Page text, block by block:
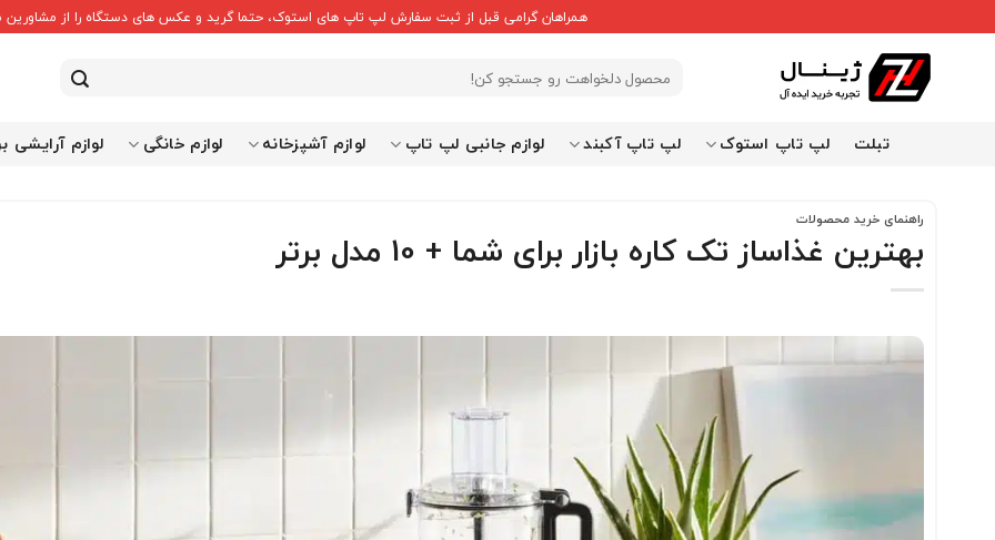
to
همراهان گرامی قبل از ثبت سفارش لپ تاپ های استوک، حتما گرید و عکس های دستگاه را از مشاورین
برای:
تبلت لپ تاپ استوک لپ تاپ آکبند لوازم جانبی لپ تاپ لوازم آشپزخانه لوازم خانگی لوازم آرایشی
راهنمای خرید محصولات
بهترین غذاساز تک کاره بازار برای شما + 10 مدل برتر